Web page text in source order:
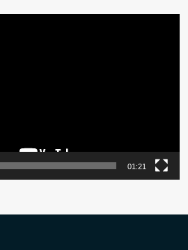
01:21